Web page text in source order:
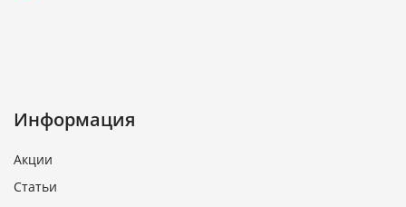
Информация
Акции
Статьи